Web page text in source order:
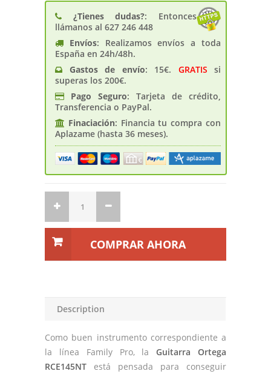
¿Tienes dudas?: Entonces
llámanos al 627 246 448
Envíos: Realizamos envíos a toda
España en 24h/48h.
Gastos de enví­o: 15€. GRATIS si
superas los 200€.
Pago Seguro: Tarjeta de crédito,
Transferencia o PayPal.
Finaciación: Financia tu compra con
Aplazame (hasta 36 meses).
COMPRAR AHORA
Description
Como buen instrumento correspondiente a
la línea Family Pro, la Guitarra Ortega
RCE145NT está pensada para conseguir